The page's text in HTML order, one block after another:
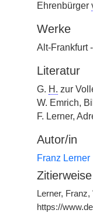
Ehrenbürger
Werke
Alt-Frankfurt
Literatur
G. H. zur
W. Emrich,
F. Lerner,
Autor/in
Franz Lerner
Zitierweise
Lerner,
https://